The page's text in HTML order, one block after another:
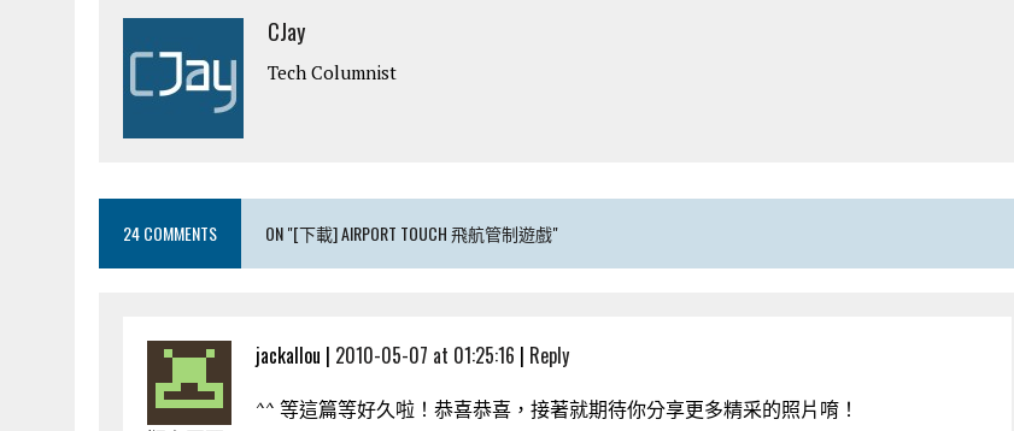
CJay
Tech Columnist
24 COMMENTS ON "[下載] AIRPORT TOUCH 飛航管制遊戲"
jackallou | 2010-05-07 at 01:25:16 | Reply
^^ 等這篇等好久啦！恭喜恭喜，接著就期待你分享更多精采的照片唷！